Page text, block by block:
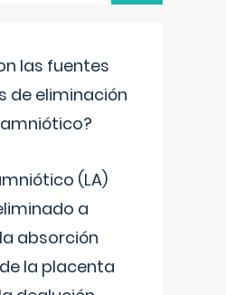
las fuentes
de eliminación
(LA)
a
absorción
la placenta